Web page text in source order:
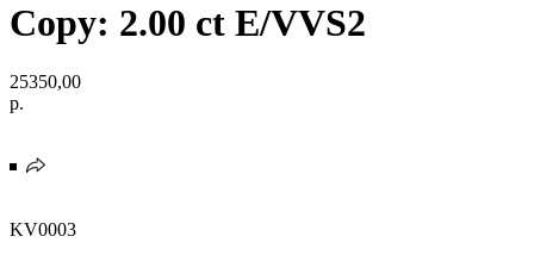
Copy: 2.00 ct E/VVS2
25350,00
р.
KV0003